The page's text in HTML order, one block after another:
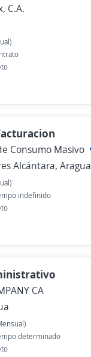
C.A.
Consumo Masivo
Alcántara, Aragua
indefinido
CA
determinado